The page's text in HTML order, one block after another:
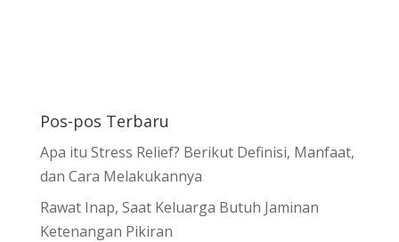
Pos-pos Terbaru
Apa itu Stress Relief? Berikut Definisi, Manfaat,
dan Cara Melakukannya
Rawat Inap, Saat Keluarga Butuh Jaminan
Ketenangan Pikiran